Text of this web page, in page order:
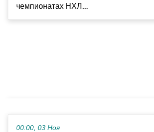
чемпионатах НХЛ...
00:00, 03 Ноя